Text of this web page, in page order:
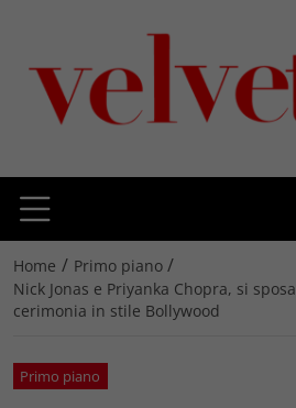
Home / Primo piano /
Nick Jonas e Priyanka Chopra, si
cerimonia in stile Bollywood
Primo piano